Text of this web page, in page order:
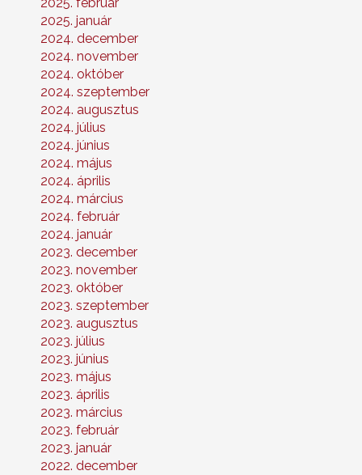
2025. január
2024. december
2024. november
2024. október
2024. szeptember
2024. augusztus
2024. július
2024. június
2024. május
2024. április
2024. március
2024. február
2024. január
2023. december
2023. november
2023. október
2023. szeptember
2023. augusztus
2023. július
2023. június
2023. május
2023. április
2023. március
2023. február
2023. január
2022. december